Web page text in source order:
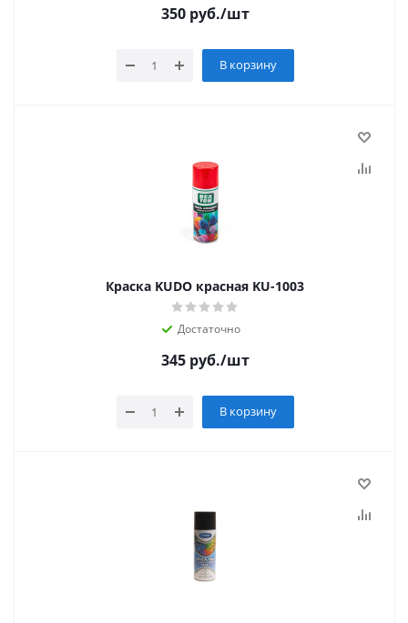
350руб./шт
В корзину
Краска KUDO красная KU-1003
Достаточно
345руб./шт
В корзину